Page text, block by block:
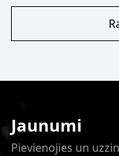
Jaunumi
Pievienojies un